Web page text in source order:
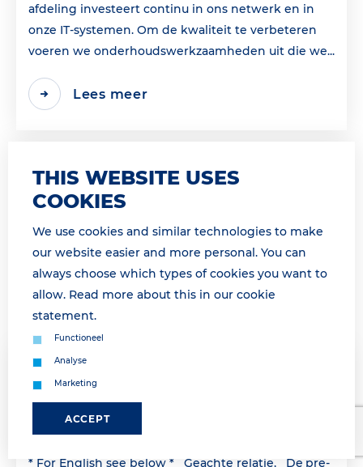
afdeling investeert continu in ons netwerk en in
onze IT-systemen. Om de kwaliteit te verbeteren
voeren we onderhoudswerkzaamheden uit die we...
Lees meer
PRE-GATE GESLOTEN VANAF 14H30 /
PRE-GATE PROCEDURE ENDED AS
FROM 14H30
* For English see below * Geachte relatie, De pre-
THIS WEBSITE USES
COOKIES
We use cookies and similar technologies to make
our website easier and more personal. You can
always choose which types of cookies you want to
allow. Read more about this in our cookie
statement.
Functioneel
Analyse
Marketing
ACCEPT